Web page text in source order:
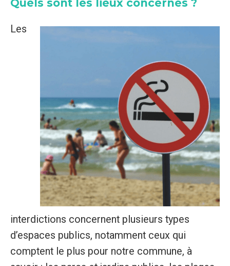
Quels sont les lieux concernés ?
Les
interdictions concernent plusieurs types
d’espaces publics, notamment ceux qui
comptent le plus pour notre commune, à